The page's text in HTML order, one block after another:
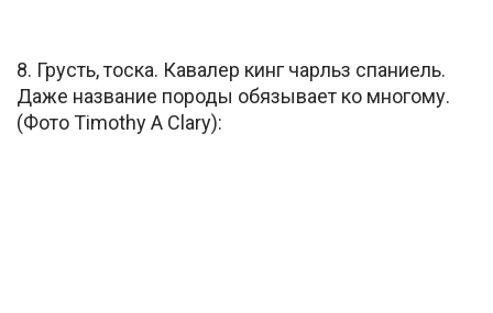
8. Грусть, тоска. Кавалер кинг чарльз спаниель.
Даже название породы обязывает ко многому.
(Фото Timothy A Clary):